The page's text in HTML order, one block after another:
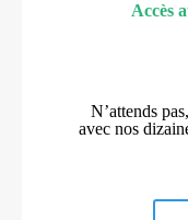
Accès
N’attends
avec nos